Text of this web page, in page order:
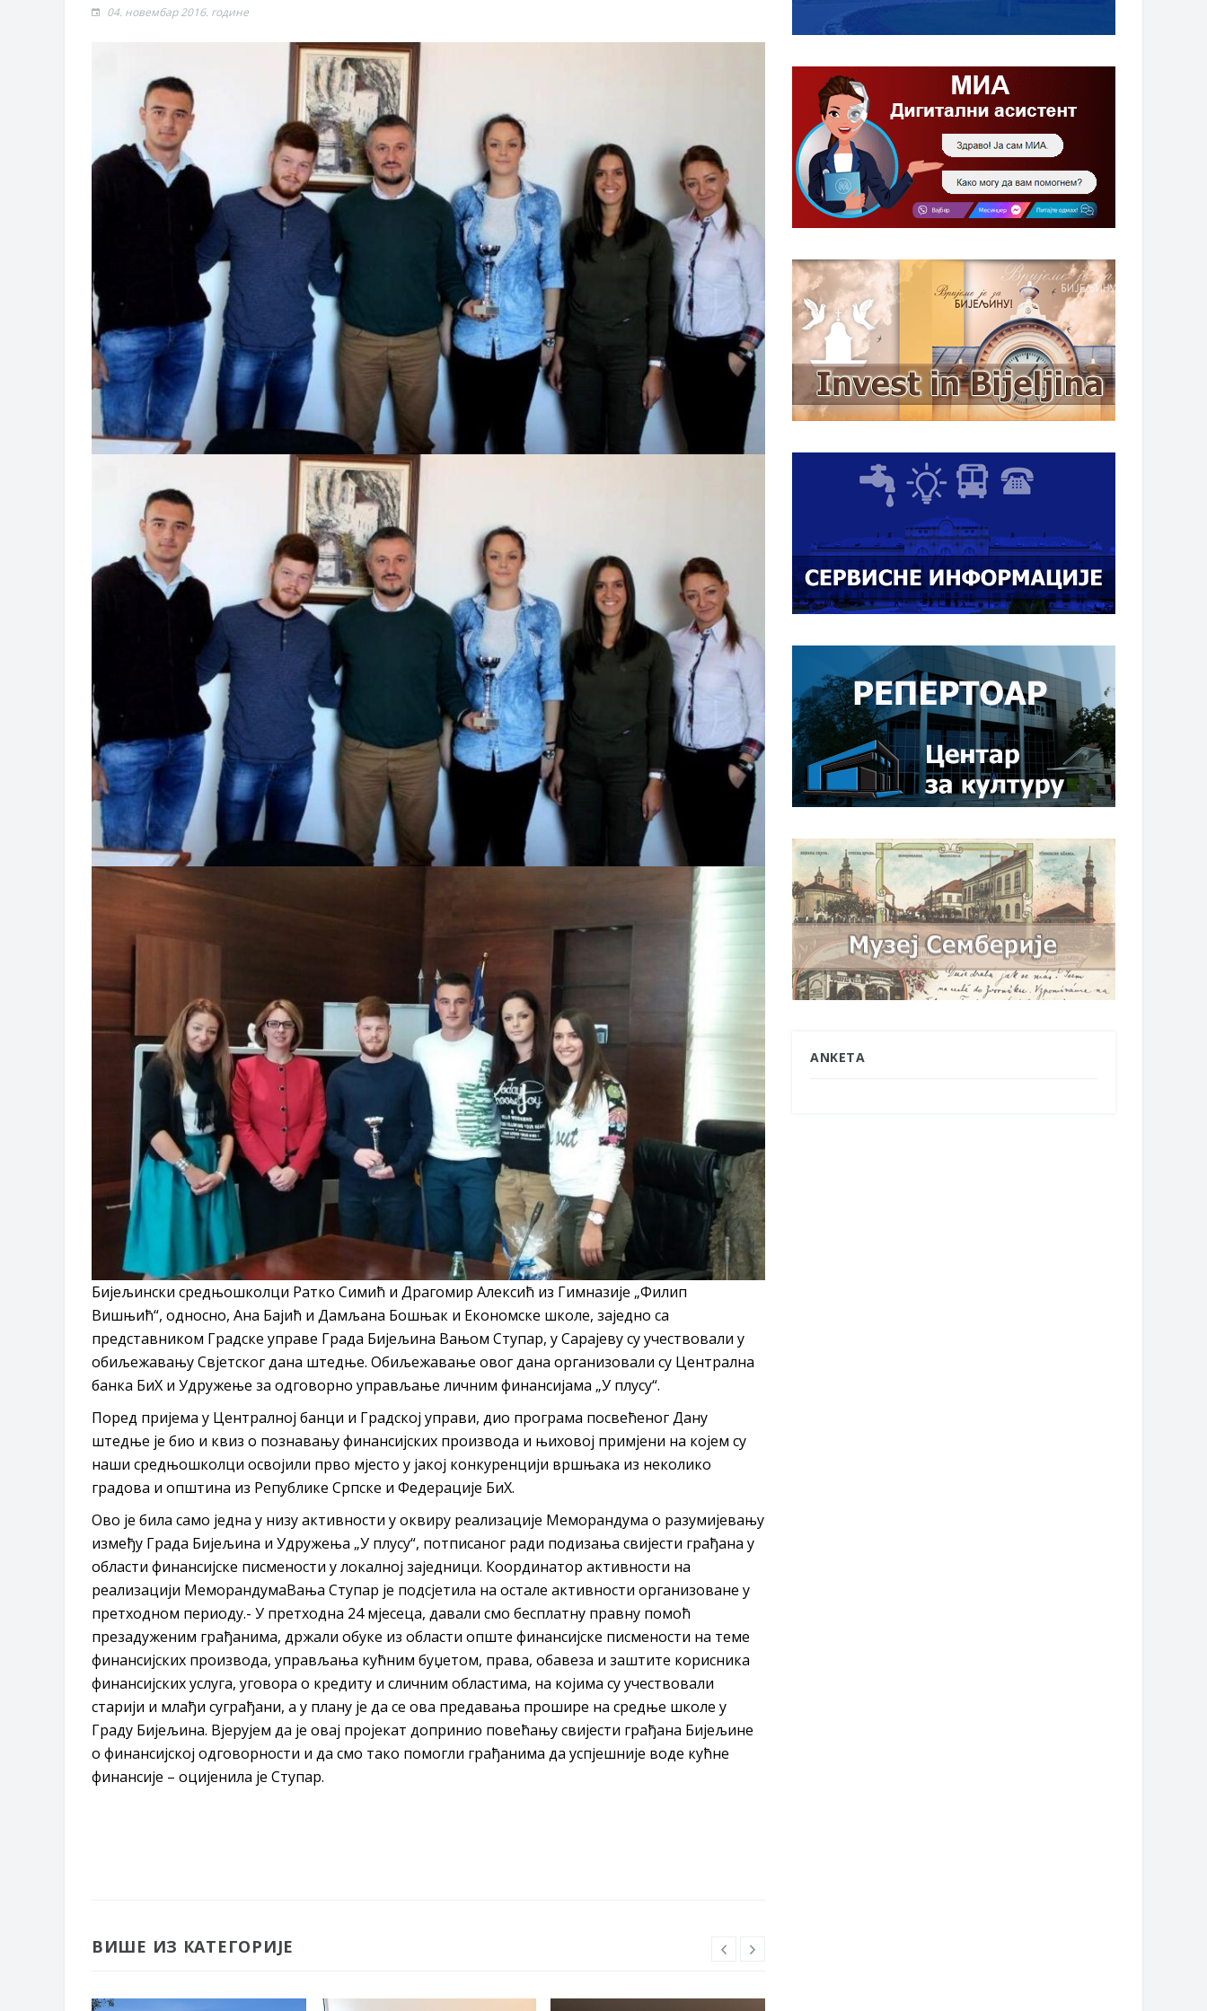
Захтјев за издавање ПОНОСНЕ КАРТИЦЕ
Обавјештење за предузетника - Вера Ујић
04. новембар 2016. године
Бијељински средњошколци Ратко Симић и Драгомир Алексић из Гимназије „Филип
Вишњић“, односно, Ана Бајић и Дамљана Бошњак и Економске школе, заједно са
представником Градске управе Града Бијељина Вањом Ступар, у Сарајеву су учествовали у
обиљежавању Свјетског дана штедње. Обиљежавање овог дана организовали су Централна
банка БиХ и Удружење за одговорно управљање личним финансијама „У плусу“.
Поред пријема у Централној банци и Градској управи, дио програма посвећеног Дану
штедње је био и квиз о познавању финансијских производа и њиховој примјени на којем су
наши средњошколци освојили прво мјесто у јакој конкуренцији вршњака из неколико
градова и општина из Републике Српске и Федерације БиХ.
Ово је била само једна у низу активности у оквиру реализације Меморандума о разумијевању
између Града Бијељина и Удружења „У плусу“, потписаног ради подизања свијести грађана у
области финансијске писмености у локалној заједници. Координатор активности на
реализацији МеморандумаВања Ступар је подсјетила на остале активности организоване у
претходном периоду.- У претходна 24 мјесеца, давали смо бесплатну правну помоћ
презадуженим грађанима, држали обуке из области опште финансијске писмености на теме
финансијских производа, управљања кућним буџетом, права, обавеза и заштите корисника
финансијских услуга, уговора о кредиту и сличним областима, на којима су учествовали
старији и млађи суграђани, а у плану је да се ова предавања прошире на средње школе у
Граду Бијељина. Вјерујем да је овај пројекат допринио повећању свијести грађана Бијељине
о финансијској одговорности и да смо тако помогли грађанима да успјешније воде кућне
финансије – оцијенила је Ступар.
ВИШЕ ИЗ КАТЕГОРИЈЕ
ANKETA